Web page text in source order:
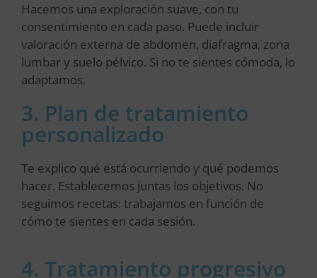
Hacemos una exploración suave, con tu
consentimiento en cada paso. Puede incluir
valoración externa de abdomen, diafragma, zona
lumbar y suelo pélvico. Si no te sientes cómoda, lo
adaptamos.
3. Plan de tratamiento
personalizado
Te explico qué está ocurriendo y qué podemos
hacer. Establecemos juntas los objetivos. No
seguimos recetas: trabajamos en función de
cómo te sientes en cada sesión.
4. Tratamiento progresivo